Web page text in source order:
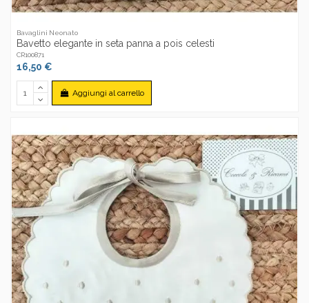
Bavaglini Neonato
Bavetto elegante in seta panna a pois celesti
CR100871
16,50 €
Aggiungi al carrello